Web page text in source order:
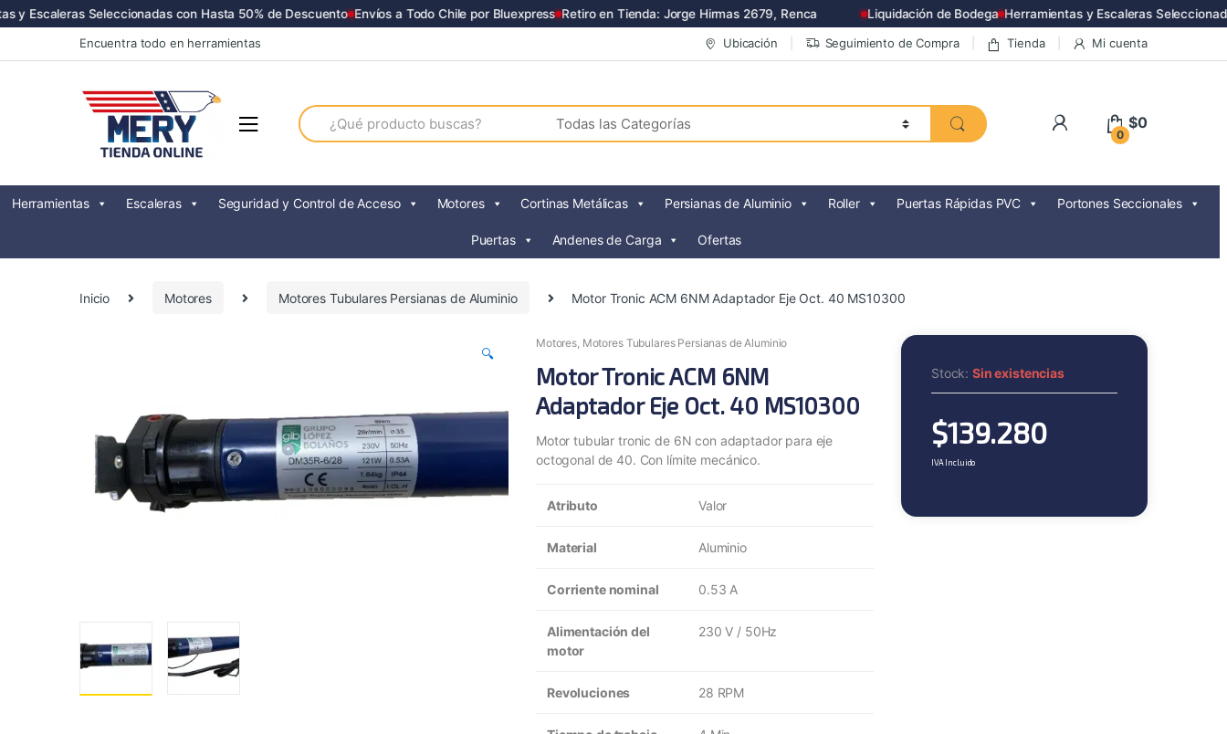
Escaleras Seleccionadas con Hasta 50% de Descuento Envíos a Todo Chile por Bluexpress Retiro en Tienda: Jorge Hirmas 2679, Renca Liquidación de Bodega Herramientas y Escaleras
to
to
Encuentra todo en herramientas Ubicación Seguimiento de Compra Tienda Mi cuenta
Search
for:
0
$0
Herramientas Escaleras Seguridad y Control de Acceso Motores Cortinas Metálicas Persianas de Aluminio Roller Puertas Rápidas PVC Portones Seccionales
Puertas Andenes de Carga Ofertas
Inicio Motores Motores Tubulares Persianas de Aluminio Motor Tronic ACM 6NM Adaptador Eje Oct. 40 MS10300
🔍
Motores Motores Tubulares Persianas de Aluminio
Motor Tronic ACM 6NM
Adaptador Eje Oct. 40 MS10300
Motor tubular tronic de 6N con adaptador para eje
octogonal de 40. Con límite mecánico.
Atributo Valor
Material Aluminio
Corriente nominal 0.53 A
Alimentación del
motor
230 V / 50Hz
Revoluciones 28 RPM
Stock:Sin existencias
$139.280
IVA Incluido